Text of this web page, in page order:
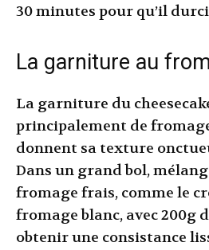
30 minutes pour qu’il
La garniture au
La garniture du
principalement de
donnent sa texture
Dans un grand bol,
fromage frais, comme le
fromage blanc, avec 200g
obtenir une consistance